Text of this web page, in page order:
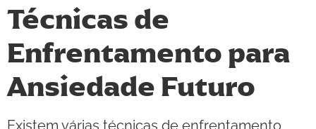
Técnicas de
Enfrentamento para
Ansiedade Futuro
Existem várias técnicas de enfrentamento